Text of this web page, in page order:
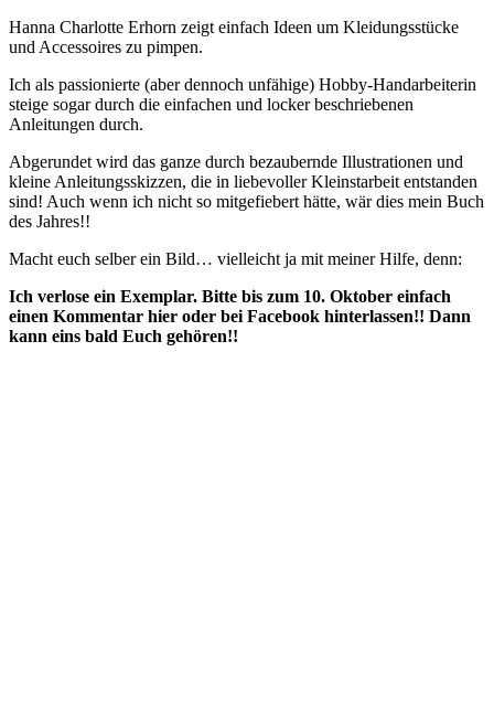
Hanna Charlotte Erhorn zeigt einfach Ideen um Kleidungsstücke
und Accessoires zu pimpen.
Ich als passionierte (aber dennoch unfähige) Hobby-Handarbeiterin
steige sogar durch die einfachen und locker beschriebenen
Anleitungen durch.
Abgerundet wird das ganze durch bezaubernde Illustrationen und
kleine Anleitungsskizzen, die in liebevoller Kleinstarbeit entstanden
sind! Auch wenn ich nicht so mitgefiebert hätte, wär dies mein Buch
des Jahres!!
Macht euch selber ein Bild… vielleicht ja mit meiner Hilfe, denn:
Ich verlose ein Exemplar. Bitte bis zum 10. Oktober einfach
einen Kommentar hier oder bei Facebook hinterlassen!! Dann
kann eins bald Euch gehören!!